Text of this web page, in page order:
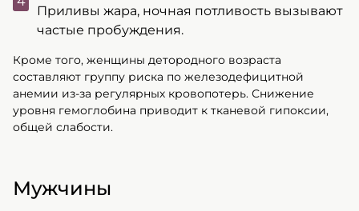
Приливы жара, ночная потливость вызывают
частые пробуждения.
Кроме того, женщины детородного возраста
составляют группу риска по железодефицитной
анемии из-за регулярных кровопотерь. Снижение
уровня гемоглобина приводит к тканевой гипоксии,
общей слабости.
Мужчины